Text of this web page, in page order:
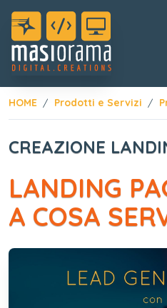
HOME Prodotti e Servizi
CREAZIONE
LANDING
A COSA